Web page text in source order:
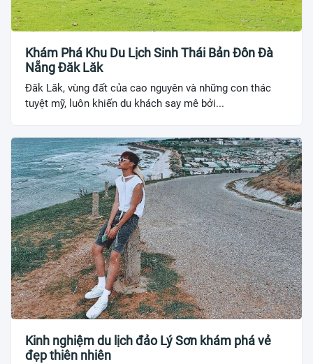
Khám Phá Khu Du Lịch Sinh Thái Bản Đôn Đà
Nẵng Đăk Lăk
Đăk Lăk, vùng đất của cao nguyên và những con thác
tuyệt mỹ, luôn khiến du khách say mê bởi...
Kinh nghiệm du lịch đảo Lý Sơn khám phá vẻ
đẹp thiên nhiên